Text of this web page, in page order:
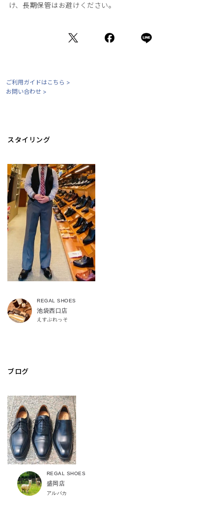
け、長期保管はお避けください。
ご利用ガイドはこちら >
お問い合わせ >
スタイリング
REGAL SHOES
池袋西口店
えすぷれっそ
ブログ
REGAL SHOES
盛岡店
アルパカ